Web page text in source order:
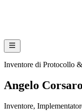
Inventore di Protocollo
Angelo Corsaro
Inventore,